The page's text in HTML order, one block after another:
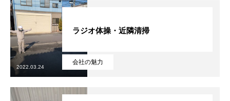
会社の魅力
ラジオ体操・近隣清掃
2022.03.24